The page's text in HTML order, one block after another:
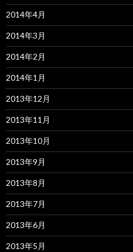
2014年4月
2014年3月
2014年2月
2014年1月
2013年12月
2013年11月
2013年10月
2013年9月
2013年8月
2013年7月
2013年6月
2013年5月